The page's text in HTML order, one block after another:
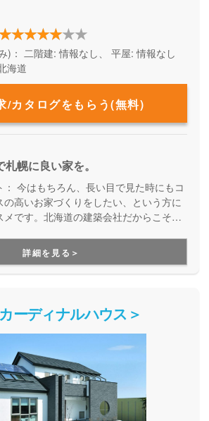
)： 二階建: 情報なし、 平屋: 情報なし
海道
/カタログをもらう(無料)
幌に良い家を。
今はもちろん、長い目で見た時にもコ
の高いお家づくりをしたい、という方に
メです。北海道の建築会社だからこそ、
を実現してくれます。また同時に、数多
ことで材料仕入れのコストを抑えること
性能と適性な価格を両立したお家づく
詳細を見る＞
ーディナルハウス＞